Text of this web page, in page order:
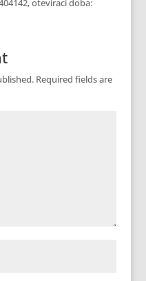
otevírací doba:
Required fields are